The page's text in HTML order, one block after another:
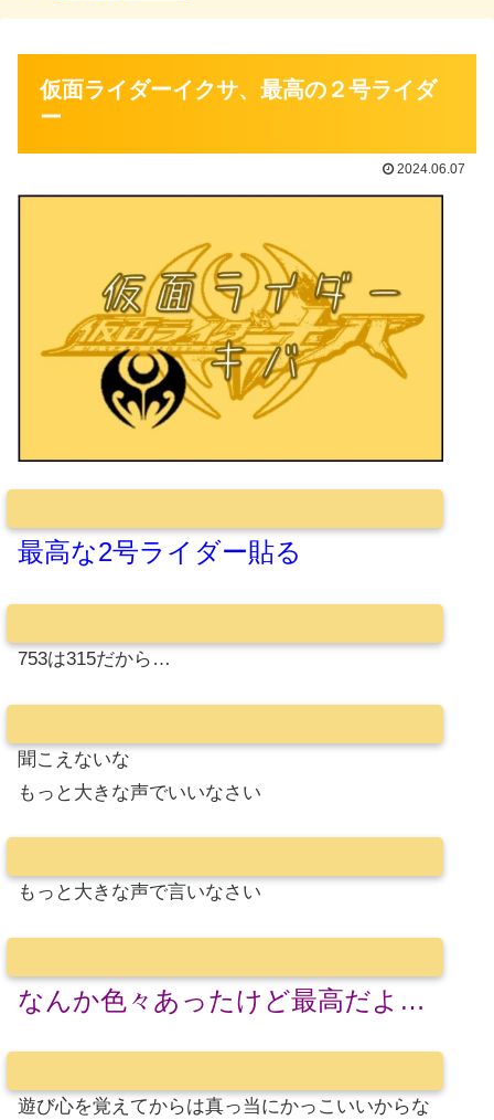
仮面ライダーイクサ、最高の２号ライダ
ー
2024.06.07
最高な2号ライダー貼る
753は315だから…
聞こえないな
もっと大きな声でいいなさい
もっと大きな声で言いなさい
なんか色々あったけど最高だよ…
遊び心を覚えてからは真っ当にかっこいいからな